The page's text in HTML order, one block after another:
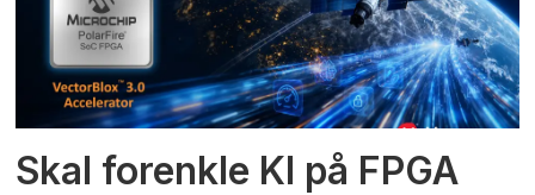
Skal forenkle KI på FPGA